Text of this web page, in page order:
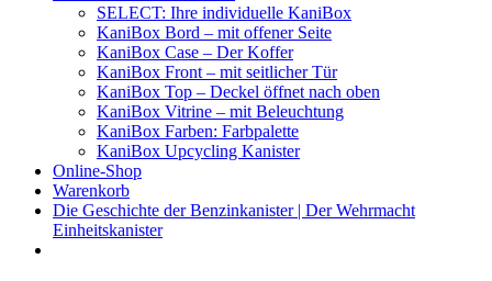
SELECT: Ihre individuelle KaniBox
KaniBox Bord – mit offener Seite
KaniBox Case – Der Koffer
KaniBox Front – mit seitlicher Tür
KaniBox Top – Deckel öffnet nach oben
KaniBox Vitrine – mit Beleuchtung
KaniBox Farben: Farbpalette
KaniBox Upcycling Kanister
Online-Shop
Warenkorb
Die Geschichte der Benzinkanister | Der Wehrmacht
Einheitskanister